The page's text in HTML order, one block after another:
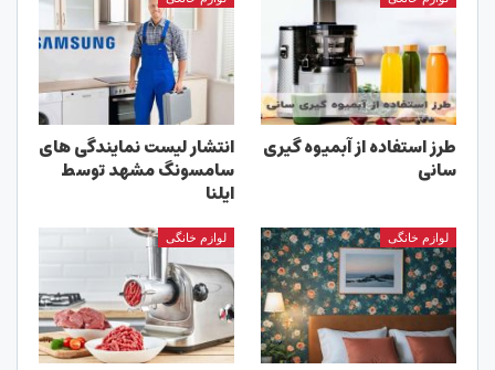
طرز استفاده از آبمیوه گیری
سانی
انتشار لیست نمایندگی های
سامسونگ مشهد توسط
ایلنا
لوازم خانگی لوازم خانگی